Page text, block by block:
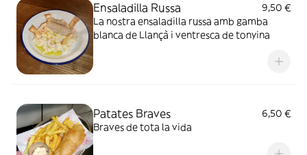
Ensaladilla Russa
9,50 €
La nostra ensaladilla russa amb gamba
blanca de Llançà i ventresca de tonyina
Patates Braves
6,50 €
Braves de tota la vida